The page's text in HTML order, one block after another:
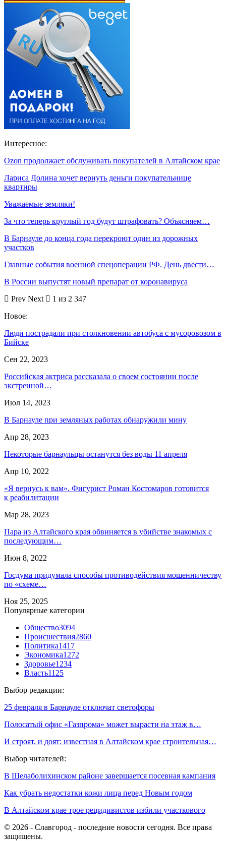
Интересное:
Ozon продолжает обслуживать покупателей в Алтайском крае
Лариса Долина хочет вернуть деньги покупательнице
квартиры
Уважаемые земляки!
За что теперь круглый год будут штрафовать? Объясняем…
В Барнауле до конца года перекроют один из дорожных
участков
Главные события военной спецоперации РФ. День двести…
В России выпустят новый препарат от коронавируса
Prev Next
1 из 2 347
Новое:
Люди пострадали при столкновении автобуса с мусоровозом в
Бийске
Сен 22, 2023
Российская актриса рассказала о своем состоянии после
экстренной…
Июл 14, 2023
В Барнауле при земляных работах обнаружили мину
Апр 28, 2023
Некоторые барнаульцы останутся без воды 11 апреля
Апр 10, 2022
«Я вернусь к вам». Фигурист Роман Костомаров готовится
к реабилитации
Мар 28, 2023
Пара из Алтайского края обвиняется в убийстве знакомых с
последующим…
Июн 8, 2022
Госдума придумала способы противодействия мошенничеству
по «схеме…
Ноя 25, 2025
Популярные категории
Общество3094
Происшествия2860
Политика1417
Экономика1272
Здоровье1234
Власть1125
Выбор редакции:
25 февраля в Барнауле отключат светофоры
Полосатый офис «Газпрома» может вырасти на этаж в…
И строят, и доят: известная в Алтайском крае строительная…
Выбор читателей:
В Шелаболихинском районе завершается посевная кампания
Как убрать недостатки кожи лица перед Новым годом
В Алтайском крае трое рецидивистов избили участкового
© 2026 - Славгород - последние новости сегодня. Все права
защищены.